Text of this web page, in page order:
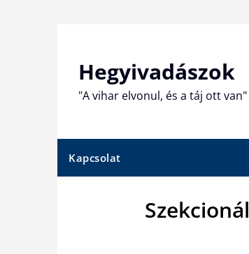
Hegyivadászok
"A vihar elvonul, és a táj ott
Kapcsolat